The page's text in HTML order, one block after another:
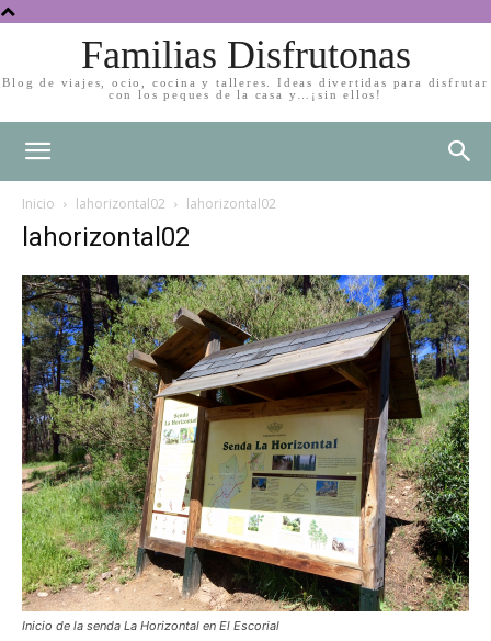
Familias Disfrutonas
Blog de viajes, ocio, cocina y talleres. Ideas divertidas para disfrutar
con los peques de la casa y…¡sin ellos!
Inicio lahorizontal02 lahorizontal02
lahorizontal02
Inicio de la senda La Horizontal en El Escorial